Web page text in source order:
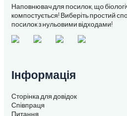
Наповнювач для посилок, що
компостується! Виберіть простий
посилок з нульовими відходами!
Інформація
Сторінка для довідок
Співпраця
Питання